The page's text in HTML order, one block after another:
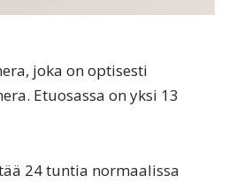
joka on optisesti
Etuosassa on yksi 13
24 tuntia normaalissa